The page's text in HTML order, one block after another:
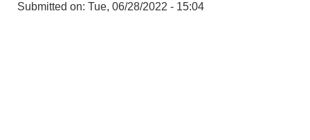
Submitted on: Tue, 06/28/2022 - 15:04